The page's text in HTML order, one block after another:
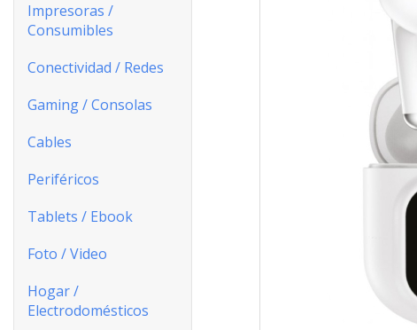
Impresoras /
Consumibles
Conectividad / Redes
Gaming / Consolas
Cables
Periféricos
Tablets / Ebook
Foto / Video
Hogar /
Electrodomésticos